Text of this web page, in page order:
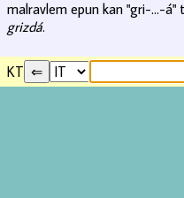
malravlem epun kan "gri-...-á"
grizdá.
KT